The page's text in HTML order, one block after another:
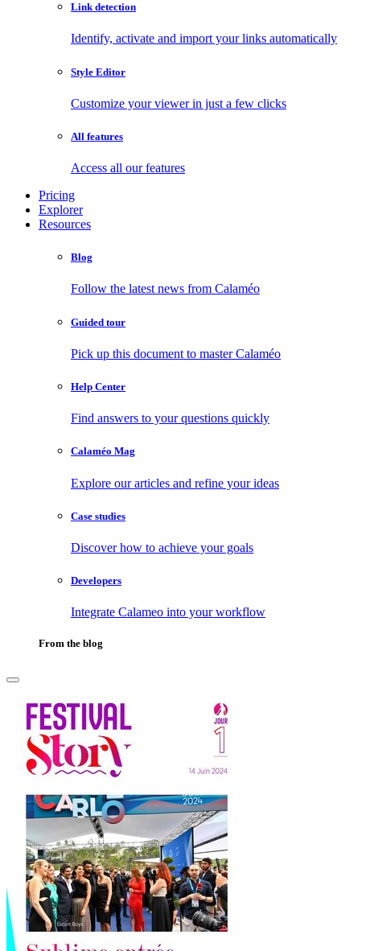
Link detection
Identify, activate and import your links automatically
Style Editor
Customize your viewer in just a few clicks
All features
Access all our features
Pricing
Explorer
Resources
Blog
Follow the latest news from Calaméo
Guided tour
Pick up this document to master Calaméo
Help Center
Find answers to your questions quickly
Calaméo Mag
Explore our articles and refine your ideas
Case studies
Discover how to achieve your goals
Developers
Integrate Calameo into your workflow
From the blog